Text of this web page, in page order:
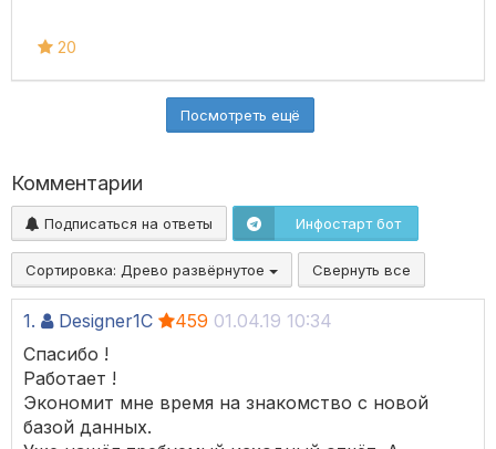
20
Посмотреть ещё
Комментарии
Подписаться на ответы Инфостарт бот
Сортировка: Древо развёрнутое Свернуть все
1. Designer1C 459 01.04.19 10:34
Спасибо !
Работает !
Экономит мне время на знакомство с новой
базой данных.